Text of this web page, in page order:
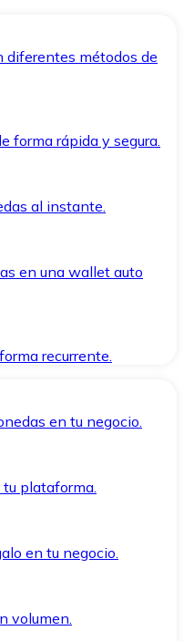
diferentes métodos de
forma rápida y segura.
al instante.
en una wallet auto
recurrente.
en tu negocio.
plataforma.
en tu negocio.
volumen.